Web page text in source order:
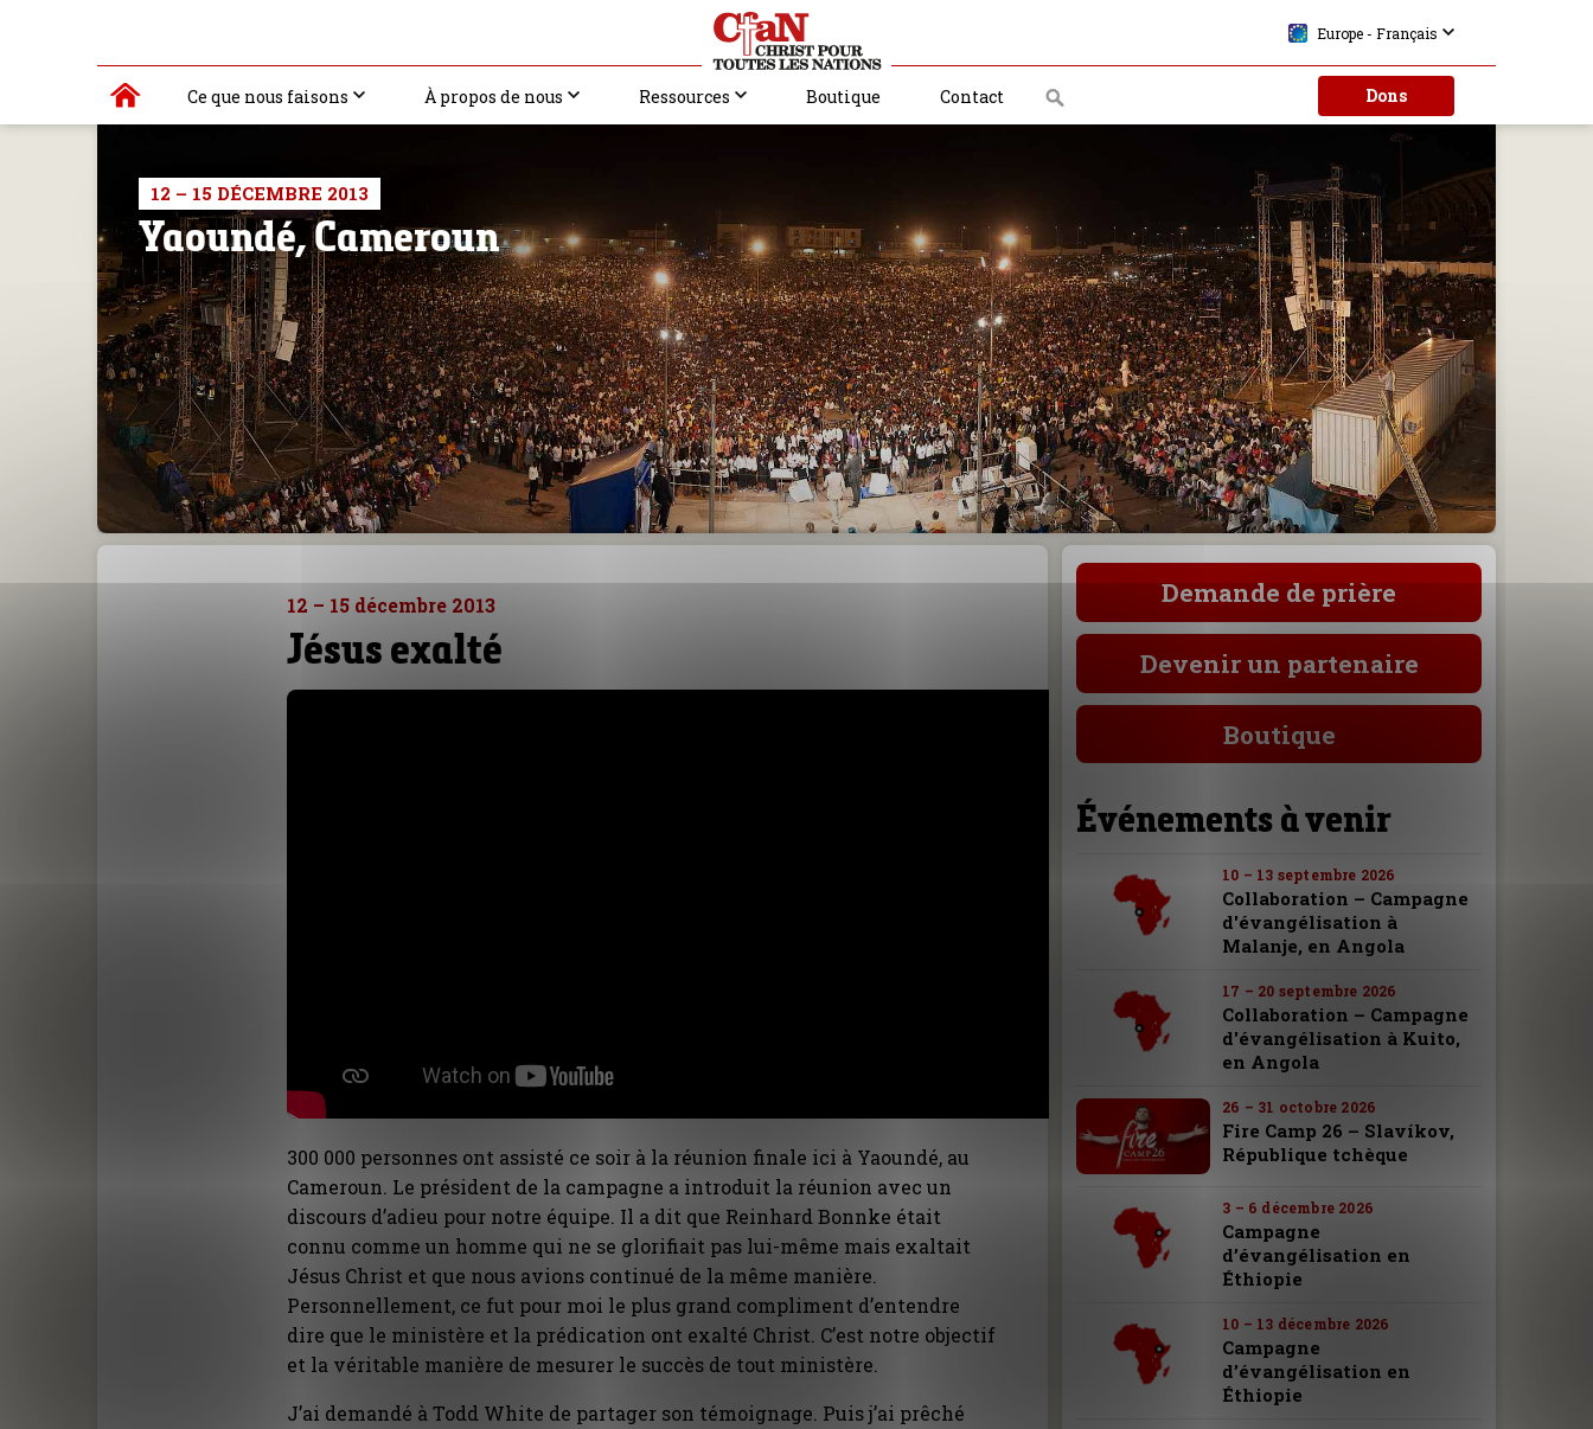
Ce que nous faisons À propos de nous Ressources Boutique Contact Dons
Europe - Français
12 – 15 DÉCEMBRE 2013
Yaoundé, Cameroun
12 – 15 décembre 2013
Jésus exalté
300 000 personnes ont assisté ce soir à la réunion finale ici à Yaoundé, au
Cameroun. Le président de la campagne a introduit la réunion avec un
discours d’adieu pour notre équipe. Il a dit que Reinhard Bonnke était
connu comme un homme qui ne se glorifiait pas lui-même mais exaltait
Jésus Christ et que nous avions continué de la même manière.
Personnellement, ce fut pour moi le plus grand compliment d’entendre
dire que le ministère et la prédication ont exalté Christ. C’est notre objectif
et la véritable manière de mesurer le succès de tout ministère.
J’ai demandé à Todd White de partager son témoignage. Puis j’ai prêché
Demande de prière
Devenir un partenaire
Boutique
Événements à venir
10 – 13 septembre 2026
Collaboration – Campagne
d'évangélisation à
Malanje, en Angola
17 – 20 septembre 2026
Collaboration – Campagne
d'évangélisation à Kuito,
en Angola
26 – 31 octobre 2026
Fire Camp 26 – Slavíkov,
République tchèque
3 – 6 décembre 2026
Campagne
d’évangélisation en
Éthiopie
10 – 13 décembre 2026
Campagne
d’évangélisation en
Éthiopie